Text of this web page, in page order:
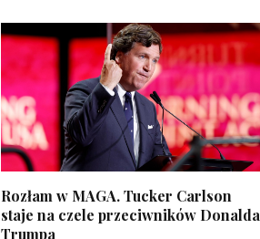
Rozłam w MAGA. Tucker Carlson
staje na czele przeciwników Donalda
Trumpa